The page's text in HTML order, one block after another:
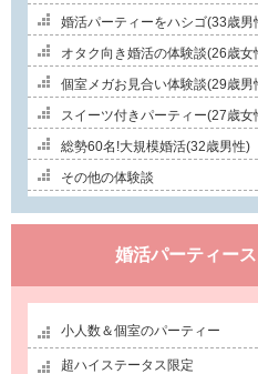
婚活パーティーをハシゴ(33歳男
オタク向き婚活の体験談(26歳女
個室メガお見合い体験談(29歳男
スイーツ付きパーティー(27歳女
総勢60名!大規模婚活(32歳男性)
その他の体験談
婚活パーティー
小人数＆個室のパーティー
超ハイステータス限定